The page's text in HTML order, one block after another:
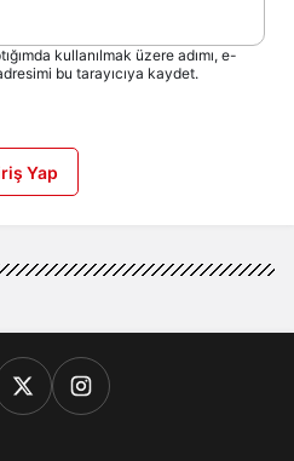
kullanılmak üzere adımı, e-
bu tarayıcıya kaydet.
Yap